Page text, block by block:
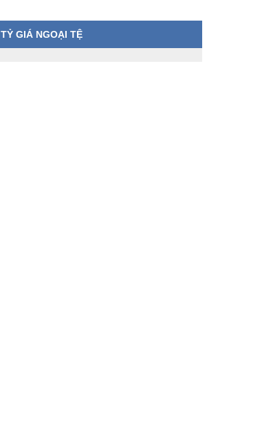
TỶ GIÁ NGOẠI TỆ